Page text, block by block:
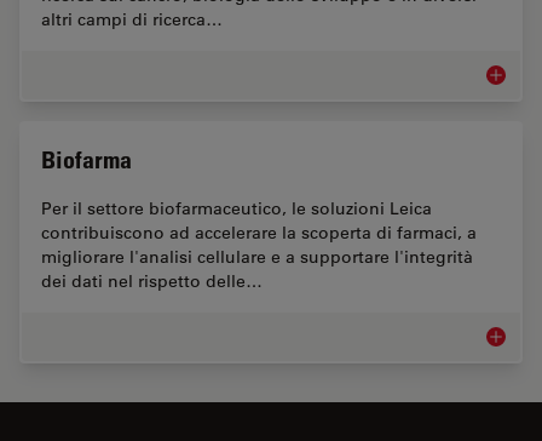
altri campi di ricerca…
Coltura
Biofarma
Per il settore biofarmaceutico, le soluzioni Leica
contribuiscono ad accelerare la scoperta di farmaci, a
migliorare l'analisi cellulare e a supportare l'integrità
dei dati nel rispetto delle…